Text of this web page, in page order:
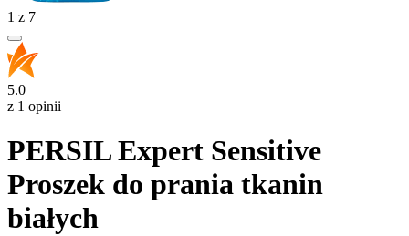
1 z 7
5.0
z 1 opinii
PERSIL Expert Sensitive
Proszek do prania tkanin
białych